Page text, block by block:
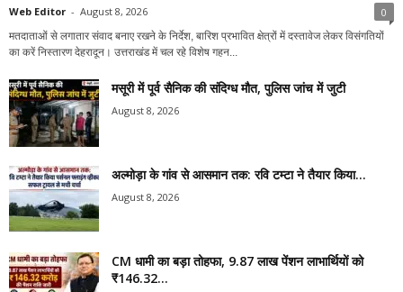
Web Editor - August 8, 2026 0
मतदाताओं से लगातार संवाद बनाए रखने के निर्देश, बारिश प्रभावित क्षेत्रों में दस्तावेज लेकर विसंगतियों
का करें निस्तारण देहरादून। उत्तराखंड में चल रहे विशेष गहन...
मसूरी में पूर्व सैनिक की संदिग्ध मौत, पुलिस जांच में जुटी
August 8, 2026
अल्मोड़ा के गांव से आसमान तक: रवि टम्टा ने तैयार किया...
August 8, 2026
CM धामी का बड़ा तोहफा, 9.87 लाख पेंशन लाभार्थियों को
₹146.32...